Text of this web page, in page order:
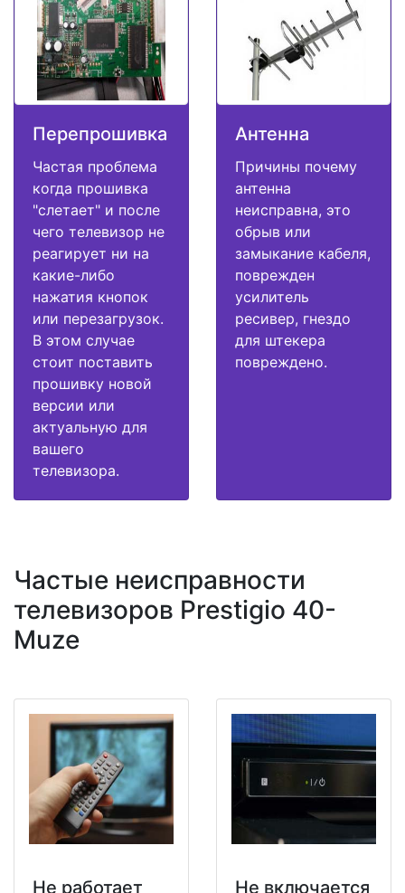
Перепрошивка
Частая проблема
когда прошивка
"слетает" и после
чего телевизор не
реагирует ни на
какие-либо
нажатия кнопок
или перезагрузок.
В этом случае
стоит поставить
прошивку новой
версии или
актуальную для
вашего
телевизора.
Антенна
Причины почему
антенна
неисправна, это
обрыв или
замыкание кабеля,
поврежден
усилитель
ресивер, гнездо
для штекера
повреждено.
Частые неисправности
телевизоров Prestigio 40-
Muze
Не работает Не включается